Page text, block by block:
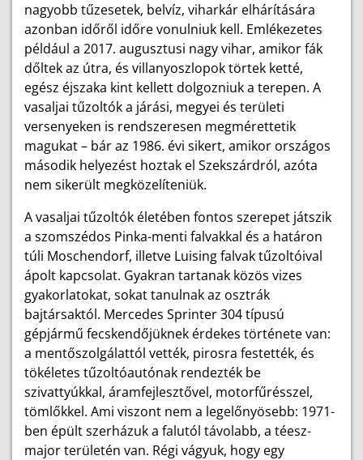
nagyobb tűzesetek, belvíz, viharkár elhárítására
azonban időről időre vonulniuk kell. Emlékezetes
például a 2017. augusztusi nagy vihar, amikor fák
dőltek az útra, és villanyoszlopok törtek ketté,
egész éjszaka kint kellett dolgozniuk a terepen. A
vasaljai tűzoltók a járási, megyei és területi
versenyeken is rendszeresen megmérettetik
magukat – bár az 1986. évi sikert, amikor országos
második helyezést hoztak el Szekszárdról, azóta
nem sikerült megközelíteniük.
A vasaljai tűzoltók életében fontos szerepet játszik
a szomszédos Pinka-menti falvakkal és a határon
túli Moschendorf, illetve Luising falvak tűzoltóival
ápolt kapcsolat. Gyakran tartanak közös vizes
gyakorlatokat, sokat tanulnak az osztrák
bajtársaktól. Mercedes Sprinter 304 típusú
gépjármű fecskendőjüknek érdekes története van:
a mentőszolgálattól vették, pirosra festették, és
tökéletes tűzoltóautónak rendezték be
szivattyúkkal, áramfejlesztővel, motorfűrésszel,
tömlőkkel. Ami viszont nem a legelőnyösebb: 1971-
ben épült szerházuk a falutól távolabb, a téesz-
major területén van. Régi vágyuk, hogy egy